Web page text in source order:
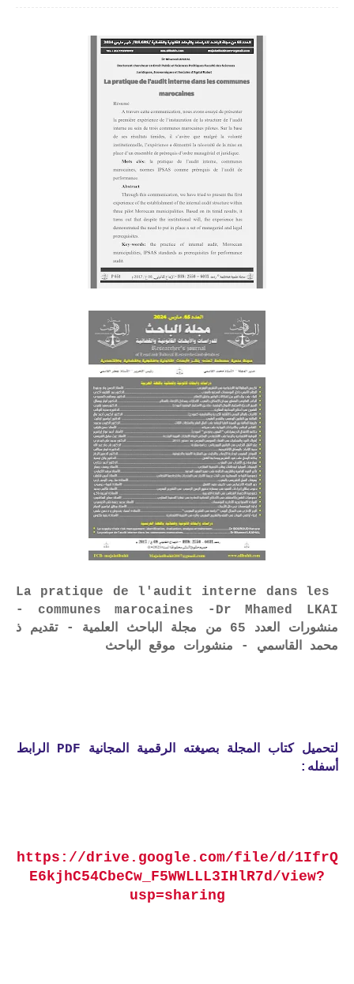
La pratique de l'audit interne dans les
communes marocaines -Dr Mhamed LKAI -
منشورات العدد 65 من مجلة الباحث العلمية - تقديم ذ
محمد القاسمي - منشورات موقع الباحث
لتحميل كتاب المجلة بصيغته الرقمية المجانية PDF الرابط
أسفله:
https://drive.google.com/file/d/1IfrQ
E6kjhC54CbeCw_F5WWLLL3IHlR7d/view?
usp=sharing